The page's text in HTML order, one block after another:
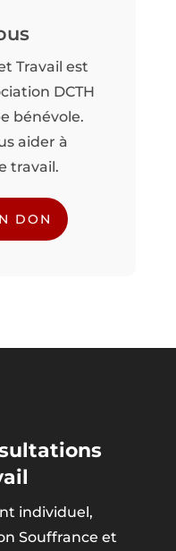
Travail est
DCTH
bénévole.
aider à
travail.
DON
individuel,
Souffrance et